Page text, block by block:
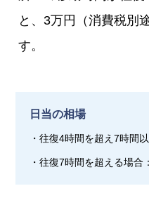
と、3万円（消費税別
す。
日当の相場
・往復4時間を超え7時間
・往復7時間を超える場合